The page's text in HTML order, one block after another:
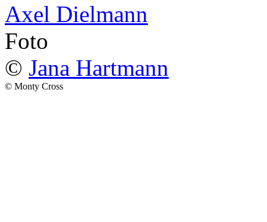
Axel Dielmann
Foto
© Jana Hartmann
© Monty Cross